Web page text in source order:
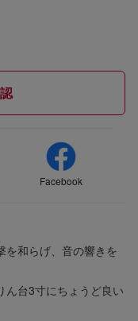
Facebook
を和らげ、音の響きを
ん台3寸にちょうど良い